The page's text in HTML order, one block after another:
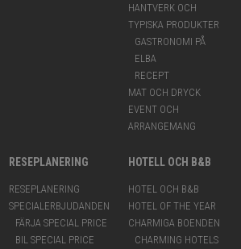
HANTVERK OCH
TYPISKA PRODUKTER
GASTRONOMI PÅ
ELBA
RECEPT
MAT OCH DRYCK
EVENT OCH
ARRANGEMANG
RESEPLANERING
RESEPLANERING
SPECIALERBJUDANDEN
FÄRJA SPECIAL PRICE
BIL SPECIAL PRICE
HOTELL OCH B&B
HOTEL OCH B&B
HOTEL OF THE YEAR
CHARMIGA BOENDEN
CHARMING HOTELS